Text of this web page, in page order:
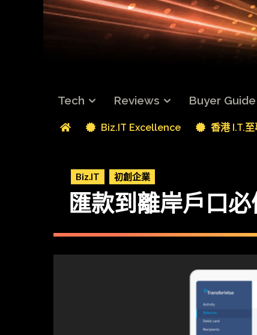
Tech Reviews Buyer Guide
Biz.IT Excellence 香港 I.T.
Biz.IT 初創企業
匯款到離岸戶口